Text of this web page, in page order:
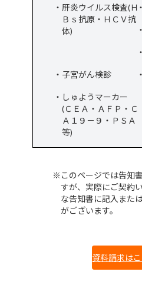
肝炎ウイルス検査(Ｈ
Ｂｓ抗原・ＨＣＶ抗
体)
子宮がん検診
しゅようマーカー
(ＣＥＡ・ＡＦＰ・Ｃ
Ａ１９－９・ＰＳＡ
等)
このページでは告知
すが、実際にご契約
な告知書に記入また
がございます。
資料請求は